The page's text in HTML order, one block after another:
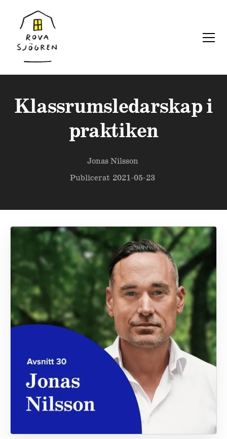
Klassrumsledarskap i
praktiken
Jonas Nilsson
Publicerat 2021-05-23